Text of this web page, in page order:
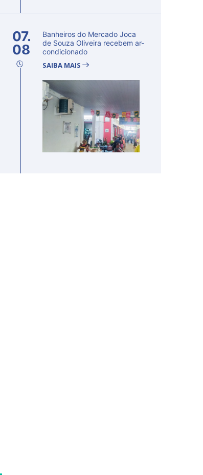
07.
08
Banheiros do Mercado Joca
de Souza Oliveira recebem ar-
condicionado
SAIBA MAIS